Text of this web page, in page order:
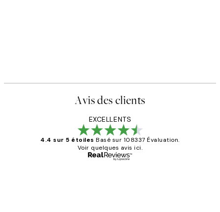
Avis des clients
EXCELLENTS
4.4 sur 5 étoiles Basé sur 108337 Évaluation.
Voir quelques avis ici.